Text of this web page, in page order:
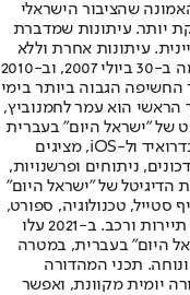
שהציבור הישראלי
יותר. עיתונות שמדברת
עיתונות אחרת וללא
תשלום. המהדורה המודפסת הראשונה פורסמה ב-30 ביולי 2007, וב-2010
החשיפה הגבוה ביותר בימי
הראשי הוא עמר לחמנוביץ,
של "ישראל היום" בעברית
ובאנגלית, כמו כן היישומונים (אפליקציות) לאנדרואיד ול-iOS, מציגים
ניתוחים ופרשנויות,
הדיגיטל של "ישראל היום"
סטייל, טכנולוגיה, ספורט,
כלכלה וצרכנות, בריאות, חיילים, אוכל, יהדות, תיירות ורכב. ב-2021 עלו
היום" בעברית, במטרה
תכני המהדורה
יומית מקוונת, ואפשר